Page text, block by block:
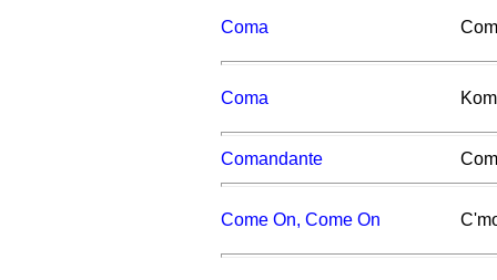
Coma
Coma
Comandante
Come On, Come On